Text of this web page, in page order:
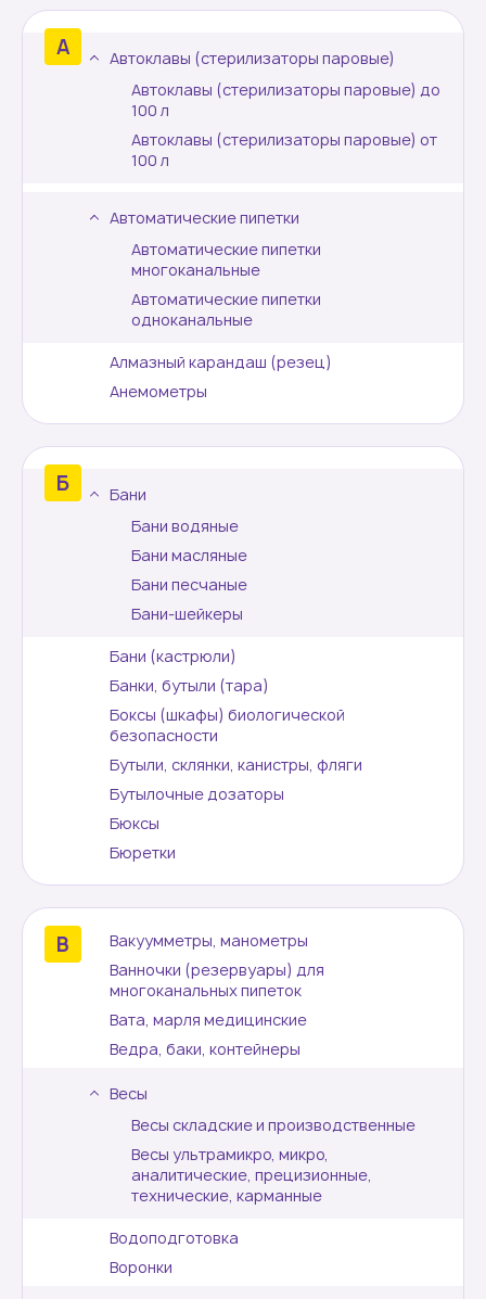
Партнеры
Технический сервис
Доставка и оплата
Автоклавы (стерилизаторы паровые)
Автоклавы (стерилизаторы паровые) до
100 л
Автоклавы (стерилизаторы паровые) от
100 л
Автоматические пипетки
Автоматические пипетки
многоканальные
Автоматические пипетки
одноканальные
Алмазный карандаш (резец)
Анемометры
Бани
Бани водяные
Бани масляные
Бани песчаные
Бани-шейкеры
Бани (кастрюли)
Банки, бутыли (тара)
Боксы (шкафы) биологической
безопасности
Бутыли, склянки, канистры, фляги
Бутылочные дозаторы
Бюксы
Бюретки
Вакуумметры, манометры
Ванночки (резервуары) для
многоканальных пипеток
Вата, марля медицинские
Ведра, баки, контейнеры
Весы
Весы складские и производственные
Весы ультрамикро, микро,
аналитические, прецизионные,
технические, карманные
Водоподготовка
Воронки